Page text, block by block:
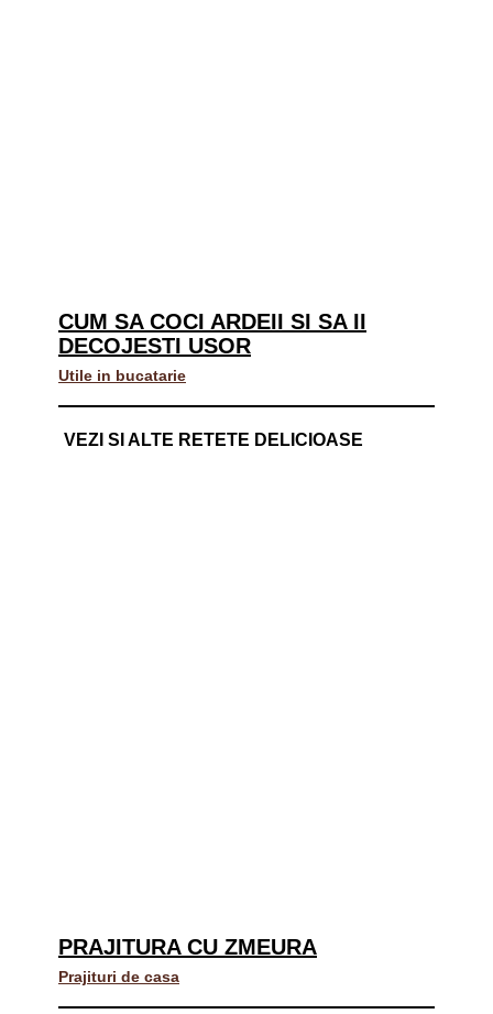
CUM SA COCI ARDEII SI SA II
DECOJESTI USOR
Utile in bucatarie
VEZI SI ALTE RETETE DELICIOASE
PRAJITURA CU ZMEURA
Prajituri de casa